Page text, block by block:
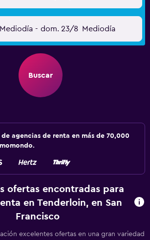
Mediodía - dom. 23/8 Mediodía
Buscar
de agencias de renta en más de 70,000
ofertas encontradas para
en Tenderloin, en San
Francisco
excelentes ofertas en una gran variedad